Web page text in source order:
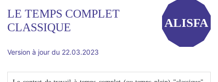
LE TEMPS COMPLET
CLASSIQUE
ALISFA
Version à jour du 22.03.2023